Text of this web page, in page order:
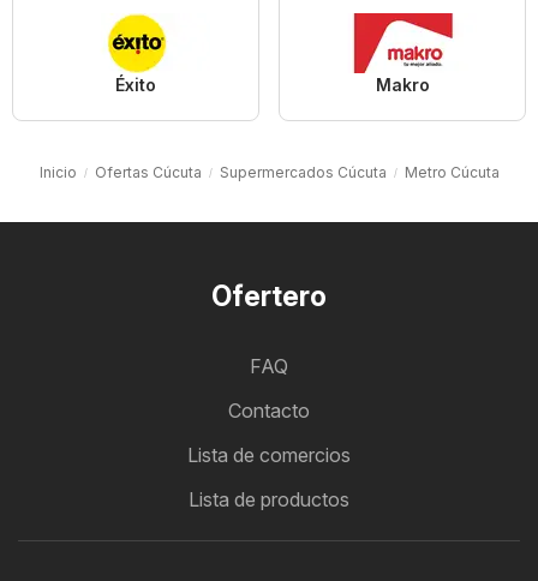
Éxito Makro
Inicio Ofertas Cúcuta Supermercados Cúcuta Metro Cúcuta
Ofertero
FAQ
Contacto
Lista de comercios
Lista de productos